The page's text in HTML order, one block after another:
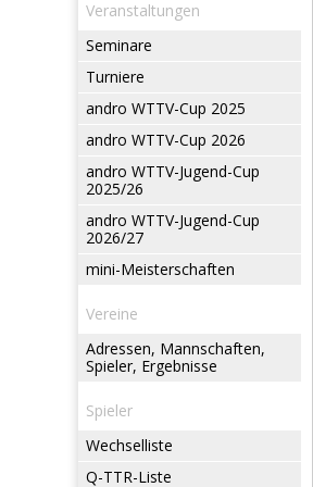
Veranstaltungen
Seminare
Turniere
andro WTTV-Cup 2025
andro WTTV-Cup 2026
andro WTTV-Jugend-Cup
2025/26
andro WTTV-Jugend-Cup
2026/27
mini-Meisterschaften
Vereine
Adressen, Mannschaften,
Spieler, Ergebnisse
Spieler
Wechselliste
Q-TTR-Liste